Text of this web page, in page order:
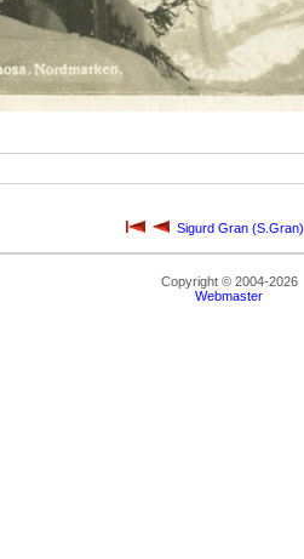
Sigurd Gran (S.Gran)
Copyright © 2004-2026
Webmaster